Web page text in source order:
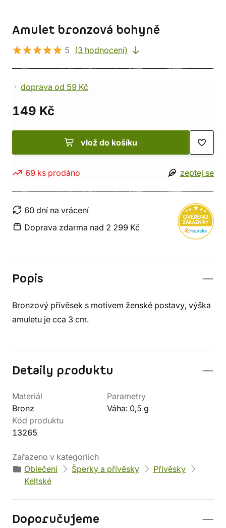
Amulet bronzová bohyně
5 (3 hodnocení)
doprava od 59 Kč
149 Kč
vlož do košíku
69 ks prodáno zeptej se
60 dní na vrácení
Doprava zdarma nad 2 299 Kč
Popis
Bronzový přívěsek s motivem ženské postavy, výška
amuletu je cca 3 cm.
Detaily produktu
Materiál
Bronz
Parametry
Váha: 0,5 g
Kód produktu
13265
Zařazeno v kategoriích
Oblečení
Šperky a přívěsky
Přívěsky
Keltské
Doporučujeme